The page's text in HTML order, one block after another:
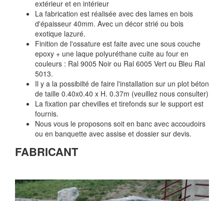
extérieur et en intérieur
La fabrication est réalisée avec des lames en bois
d'épaisseur 40mm. Avec un décor strié ou bois
exotique lazuré.
Finition de l'ossature est faite avec une sous couche
epoxy + une laque polyuréthane cuite au four en
couleurs : Ral 9005 Noir ou Ral 6005 Vert ou Bleu Ral
5013.
Il y a la possibilté de faire l'installation sur un plot béton
de taille 0.40x0.40 x H. 0.37m (veuillez nous consulter)
La fixation par chevilles et tirefonds sur le support est
fournis.
Nous vous le proposons soit en banc avec accoudoirs
ou en banquette avec assise et dossier sur devis.
FABRICANT